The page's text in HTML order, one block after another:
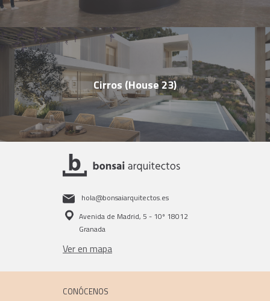
Cirros (House 23)
hola@bonsaiarquitectos.es
Avenida de Madrid, 5 - 10º 18012
Granada
Ver en mapa
CONÓCENOS